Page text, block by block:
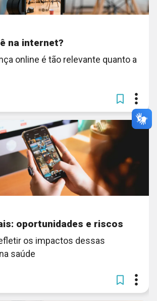
na internet?
online é tão relevante quanto a
oportunidades e riscos
os impactos dessas
saúde